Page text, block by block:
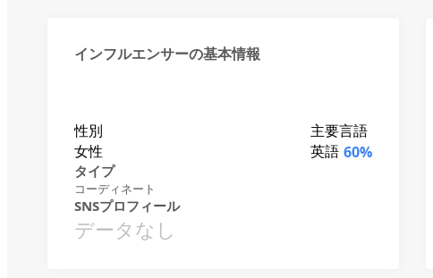
インフルエンサーの基本情報
性別
女性
主要言語
英語 60%
タイプ
コーディネート
SNSプロフィール
データなし